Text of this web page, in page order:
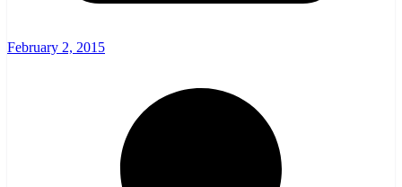
February 2, 2015